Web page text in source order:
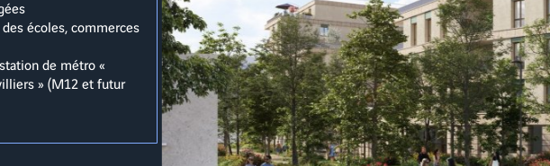
écoles, commerces
de métro «
» (M12 et futur
précédent